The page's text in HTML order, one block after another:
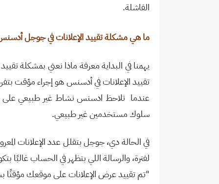
الفاشلة.
ما هي مشكلة تقييد الإعلانات في جوجل
يهمنا في البداية معرفة ماذا نعني بمشكلة
تقييد الإعلانات في أدسنس هو إجراء مؤقت
عندما تلاحظ ادسنس نشاط غير طبيعي على
سلوك مستخدمين غير طبيعي.
في الحالة دي، جوجل بتقلل عدد الإعلانات
لفترة، والرسالة اللي بتظهر في الحساب غالبًا
"تم تقييد عرض الإعلانات على موقعك مؤقتًا